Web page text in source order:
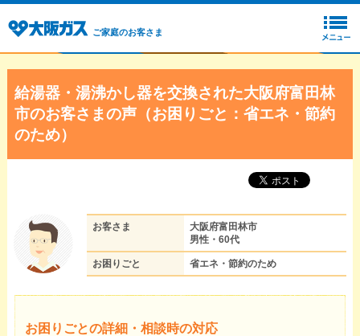
ご家庭のお客さま
給湯器・湯沸かし器を交換された大阪府富田林
市のお客さまの声（お困りごと：省エネ・節約
のため）
お客さま
大阪府富田林市
男性・60代
お困りごと 省エネ・節約のため
お困りごとの詳細・相談時の対応